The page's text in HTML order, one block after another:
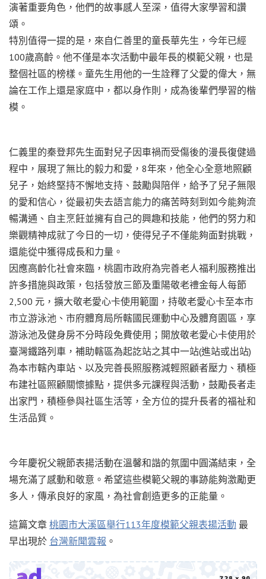
演著重要角色，他們的故事感人至深，值得大家學習和讚
頌。
特別值得一提的是，來自仁善里的童長華先生，今年已經
100歲高齡。他不僅是本次活動中最年長的模範父親，也是
整個社區的榜樣。童先生用他的一生詮釋了父愛的偉大，無
論在工作上還是家庭中，都以身作則，成為後輩們學習的楷
模。
仁義里的秦登邦先生面對兒子因車禍而受傷後的漫長復健過
程中，展現了無比的毅力和愛，8年來，他全心全意地照顧
兒子，始終堅持不懈地支持、鼓勵與陪伴，給予了兒子無限
的愛和信心，從最初失去語言能力的痛苦時刻到如今能夠流
暢溝通、自主烹飪並擁有自己的興趣和技能，他們的努力和
樂觀精神成就了今日的一切，使得兒子不僅能夠面對挑戰，
還能從中獲得成長和力量。
因應高齡化社會來臨，桃園市政府為完善老人福利服務推出
許多措施與政策，包括發放三節及重陽敬老禮金每人每節
2,500 元，擴大敬老愛心卡使用範圍，持敬老愛心卡至本市
市立游泳池、市府體育局所轄國民運動中心及體育園區，享
游泳池及健身房不分時段免費使用；開放敬老愛心卡使用於
臺灣鐵路列車，補助轄區為起訖站之其中一站(進站或出站)
為本市轄內車站、以及完善長照服務減輕照顧者壓力、積極
布建社區照顧關懷據點，提供多元課程與活動，鼓勵長者走
出家門，積極參與社區生活等，全方位的提升長者的福祉和
生活品質。
今年慶祝父親節表揚活動在溫馨和諧的氛圍中圓滿結束，全
場充滿了感動和敬意。希望這些模範父親的事跡能夠激勵更
多人，傳承良好的家風，為社會創造更多的正能量。
這篇文章 桃園市大溪區舉行113年度模範父親表揚活動 最
早出現於 台灣新聞雲報 。